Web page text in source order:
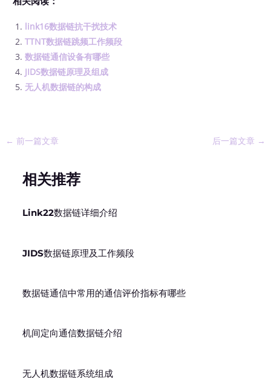
link16数据链抗干扰技术
TTNT数据链跳频工作频段
数据链通信设备有哪些
JIDS数据链原理及组成
无人机数据链的构成
← 前一篇文章 后一篇文章 →
相关推荐
Link22数据链详细介绍
JIDS数据链原理及工作频段
数据链通信中常用的通信评价指标有哪些
机间定向通信数据链介绍
无人机数据链系统组成